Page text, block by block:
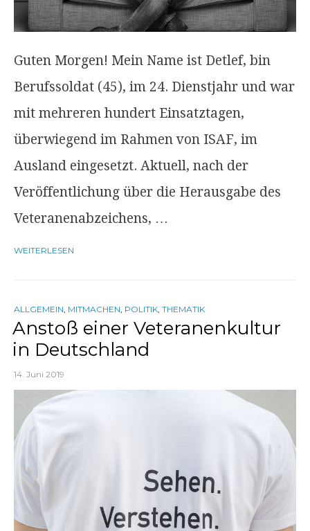
Guten Morgen! Mein Name ist Detlef, bin
Berufssoldat (45), im 24. Dienstjahr und war
mit mehreren hundert Einsatztagen,
überwiegend im Rahmen von ISAF, im
Ausland eingesetzt. Aktuell, nach der
Veröffentlichung über die Herausgabe des
Veteranenabzeichens, …
WEITERLESEN
ALLGEMEIN MITMACHEN POLITIK THEMATIK
Anstoß einer Veteranenkultur
in Deutschland
14. Juni 2019